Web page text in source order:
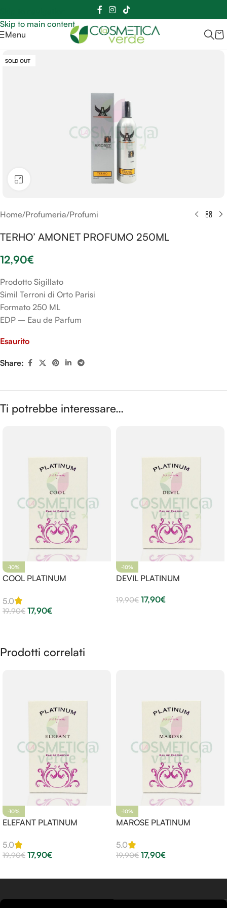
Skip to main content
Sei hai domande contattaci 📲3341056025 - 3886572748
Menu
SOLD OUT
Clicca per ingrandire
Home/Profumeria/Profumi
TERHO’ AMONET PROFUMO 250ML
12,90€
Prodotto Sigillato
Simil Terroni di Orto Parisi
Formato 250 ML
EDP – Eau de Parfum
Esaurito
Share:
Ti potrebbe interessare…
-10%
COOL PLATINUM
5.0
19,90€ 17,90€
-10%
DEVIL PLATINUM
19,90€ 17,90€
Prodotti correlati
-10%
ELEFANT PLATINUM
5.0
19,90€ 17,90€
-10%
MAROSE PLATINUM
5.0
19,90€ 17,90€